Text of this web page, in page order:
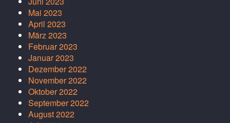
Mai 2023
April 2023
März 2023
Februar 2023
Januar 2023
Dezember 2022
November 2022
Oktober 2022
September 2022
August 2022